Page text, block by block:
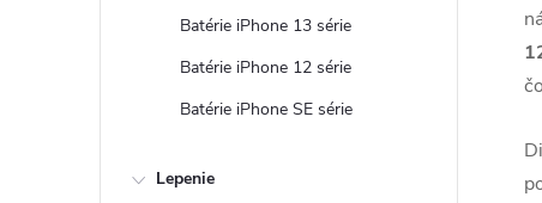
Batérie iPhone 13 série
Batérie iPhone 12 série
Batérie iPhone SE série
Lepenie